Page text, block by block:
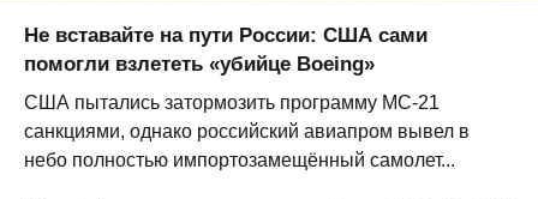
Не вставайте на пути России: США сами
помогли взлететь «убийце Boeing»
США пытались затормозить программу МС-21
санкциями, однако российский авиапром вывел в
небо полностью импортозамещённый самолет...